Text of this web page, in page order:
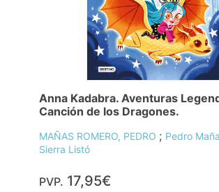
Anna Kadabra. Aventuras
Canción de los Dragones.
MAÑAS ROMERO, PEDRO ; Pedro
Sierra Listó
PVP. 17,95€